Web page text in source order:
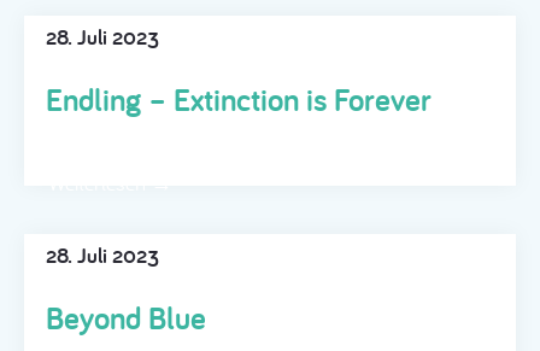
28. Juli 2023
Endling – Extinction is Forever
28. Juli 2023
Beyond Blue